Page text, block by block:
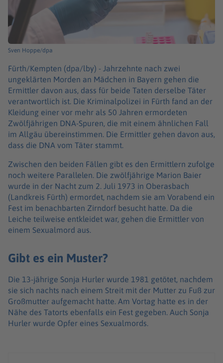
Sven Hoppe/dpa
Fürth/Kempten (dpa/lby) - Jahrzehnte nach zwei
ungeklärten Morden an Mädchen in Bayern gehen die
Ermittler davon aus, dass für beide Taten derselbe Täter
verantwortlich ist. Die Kriminalpolizei in Fürth fand an der
Kleidung einer vor mehr als 50 Jahren ermordeten
Zwölfjährigen DNA-Spuren, die mit einem ähnlichen Fall
im Allgäu übereinstimmen. Die Ermittler gehen davon aus,
dass die DNA vom Täter stammt.
Zwischen den beiden Fällen gibt es den Ermittlern zufolge
noch weitere Parallelen. Die zwölfjährige Marion Baier
wurde in der Nacht zum 2. Juli 1973 in Oberasbach
(Landkreis Fürth) ermordet, nachdem sie am Vorabend ein
Fest im benachbarten Zirndorf besucht hatte. Da die
Leiche teilweise entkleidet war, gehen die Ermittler von
einem Sexualmord aus.
Gibt es ein Muster?
Die 13-jährige Sonja Hurler wurde 1981 getötet, nachdem
sie sich nachts nach einem Streit mit der Mutter zu Fuß zur
Großmutter aufgemacht hatte. Am Vortag hatte es in der
Nähe des Tatorts ebenfalls ein Fest gegeben. Auch Sonja
Hurler wurde Opfer eines Sexualmords.